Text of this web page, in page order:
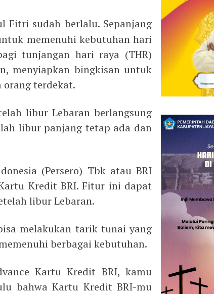
Fitri sudah berlalu. Sepanjang
memenuhi kebutuhan hari
tunjangan hari raya (THR)
menyiapkan bingkisan untuk
orang terdekat.
libur Lebaran berlangsung
libur panjang tetap ada dan
(Persero) Tbk atau BRI
Kredit BRI. Fitur ini dapat
libur Lebaran.
melakukan tarik tunai yang
berbagai kebutuhan.
Kartu Kredit BRI, kamu
bahwa Kartu Kredit BRI-mu